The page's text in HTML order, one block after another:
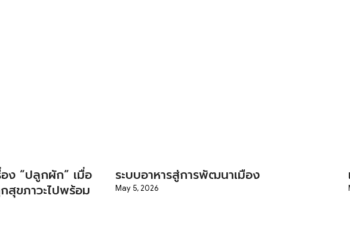
ง “ปลูกผัก” เมื่อ
สุขภาวะไปพร้อม
ระบบอาหารสู่การพัฒนาเมือง
May 5, 2026